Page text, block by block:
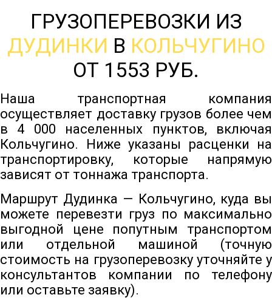
ГРУЗОПЕРЕВОЗКИ ИЗ
ДУДИНКИ В КОЛЬЧУГИНО
ОТ 1553 РУБ.
Наша транспортная компания
осуществляет доставку грузов более чем
в 4 000 населенных пунктов, включая
Кольчугино. Ниже указаны расценки на
транспортировку, которые напрямую
зависят от тоннажа транспорта.
Маршрут Дудинка — Кольчугино, куда вы
можете перевезти груз по максимально
выгодной цене попутным транспортом
или отдельной машиной (точную
стоимость на грузоперевозку уточняйте у
консультантов компании по телефону
или оставьте заявку).